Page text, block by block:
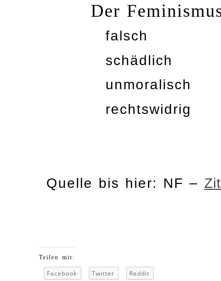
Der
falsch
schädlich
unmoralisch
rechtswidrig
Quelle bis hier: NF –
Teilen mit:
Facebook Twitter Reddit